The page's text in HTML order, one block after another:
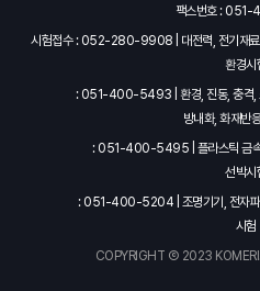
팩스번호 :
시험접수 : 052-280-9908 | 대전력, 전기재료(
환경시
: 051-400-5493 | 환경, 진동, 충격, 소음(
방내화, 화재반
: 051-400-5495 | 플라스틱 금속 강
선박시
: 051-400-5204 | 조명기기, 전자파, 환경
시험
COPYRIGHT Ⓒ 2023